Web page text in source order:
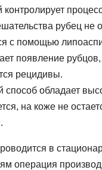
рубец не
с помощью
появление
рецидивы.
обладает
на коже не
в
операция